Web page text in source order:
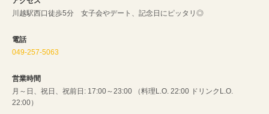
川越駅西口徒歩5分 女子会やデート、記念日にピッタリ◎
電話
049-257-5063
営業時間
月～日、祝日、祝前日: 17:00～23:00 （料理L.O. 22:00 ドリンクL.O.
22:00）